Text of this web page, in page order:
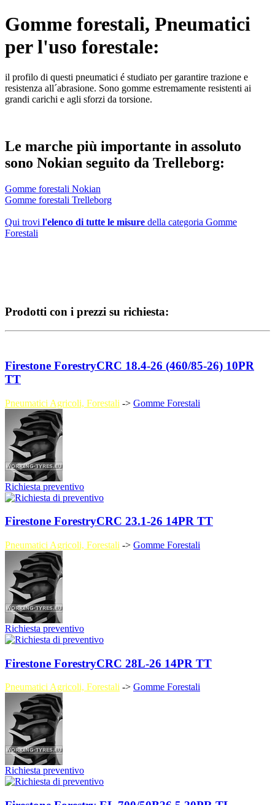
Gomme forestali, Pneumatici
per l'uso forestale:
il profilo di questi pneumatici é studiato per garantire trazione e
resistenza all´abrasione. Sono gomme estremamente resistenti ai
grandi carichi e agli sforzi da torsione.
Le marche più importante in assoluto
sono Nokian seguito da Trelleborg:
Gomme forestali Nokian
Gomme forestali Trelleborg
Qui trovi l'elenco di tutte le misure della categoria Gomme
Forestali
Prodotti con i prezzi su richiesta:
Firestone ForestryCRC 18.4-26 (460/85-26) 10PR
TT
Pneumatici Agricoli, Forestali -> Gomme Forestali
Richiesta preventivo
Firestone ForestryCRC 23.1-26 14PR TT
Pneumatici Agricoli, Forestali -> Gomme Forestali
Richiesta preventivo
Firestone ForestryCRC 28L-26 14PR TT
Pneumatici Agricoli, Forestali -> Gomme Forestali
Richiesta preventivo